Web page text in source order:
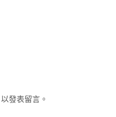
以發表留言。